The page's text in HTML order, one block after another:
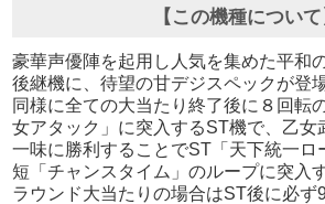
【この機種について
豪華声優陣を起用し人気を集めた平和
後継機に、待望の甘デジスペックが登
同様に全ての大当たり終了後に８回転
女アタック」に突入するST機で、乙女
一味に勝利することでST「天下統一ロ
短「チャンスタイム」のループに突入
ラウンド大当たりの場合はST後に必ず